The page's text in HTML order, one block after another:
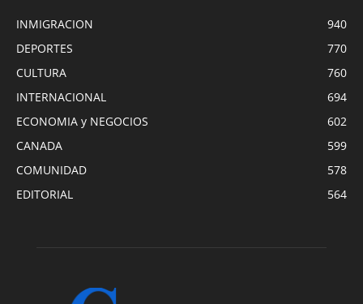
INMIGRACION
940
DEPORTES
770
CULTURA
760
INTERNACIONAL
694
ECONOMIA y NEGOCIOS
602
CANADA
599
COMUNIDAD
578
EDITORIAL
564